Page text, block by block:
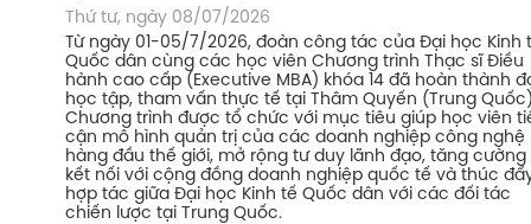
Thứ tư, ngày 08/07/2026
Từ ngày 01-05/7/2026, đoàn công tác của Đại học Kinh
Quốc dân cùng các học viên Chương trình Thạc sĩ Điều
hành cao cấp (Executive MBA) khóa 14 đã hoàn thành
học tập, tham vấn thực tế tại Thâm Quyến (Trung
Chương trình được tổ chức với mục tiêu giúp học viên
cận mô hình quản trị của các doanh nghiệp công nghệ
hàng đầu thế giới, mở rộng tư duy lãnh đạo, tăng cường
kết nối với cộng đồng doanh nghiệp quốc tế và thúc
hợp tác giữa Đại học Kinh tế Quốc dân với các đối tác
chiến lược tại Trung Quốc.